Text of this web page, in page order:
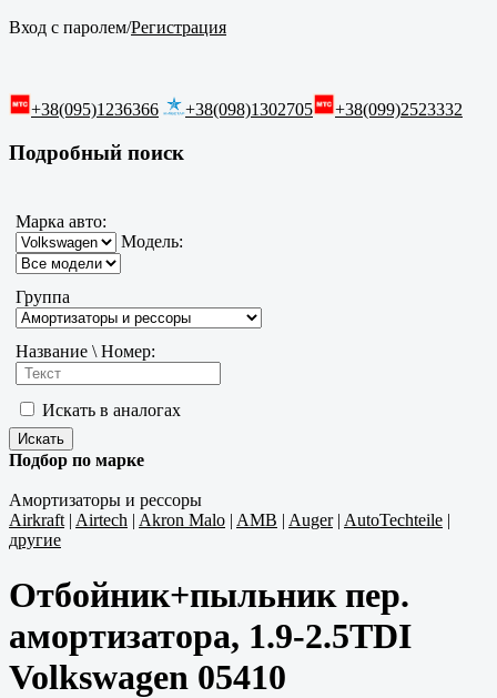
Вход с паролем/Регистрация
+38(095)1236366 +38(098)1302705 +38(099)2523332
Подробный поиск
Марка авто:
Модель:
Группа
Название \ Номер:
Искать в аналогах
Подбор по марке
Амортизаторы и рессоры
Airkraft| Airtech | Akron Malo | AMB | Auger| AutoTechteile |
другие
Отбойник+пыльник пер.
амортизатора, 1.9-2.5TDI
Volkswagen 05410